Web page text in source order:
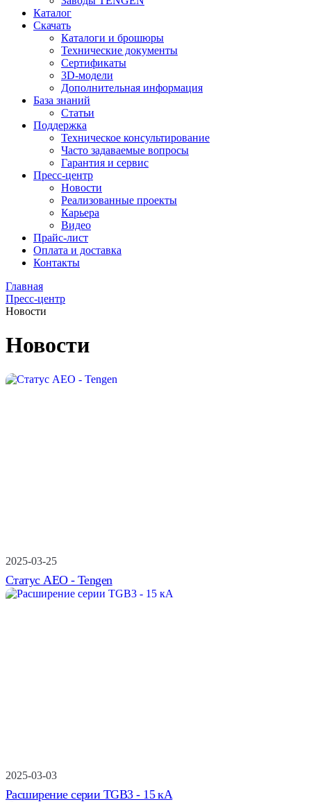
Каталог
Скачать
Каталоги и брошюры
Технические документы
Сертификаты
3D-модели
Дополнительная информация
База знаний
Статьи
Поддержка
Техническое консультирование
Часто задаваемые вопросы
Гарантия и сервис
Пресс-центр
Новости
Реализованные проекты
Карьера
Видео
Прайс-лист
Оплата и доставка
Контакты
Главная
Пресс-центр
Новости
Новости
2025-03-25
Статус AEO - Tengen
2025-03-03
Расширение серии TGB3 - 15 кА